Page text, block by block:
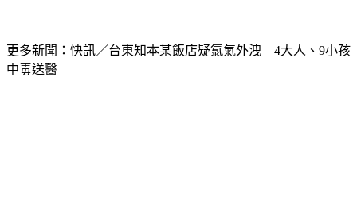
更多新聞： 快訊／台東知本某飯店疑氯氣外洩　4大人、9小孩
中毒送醫